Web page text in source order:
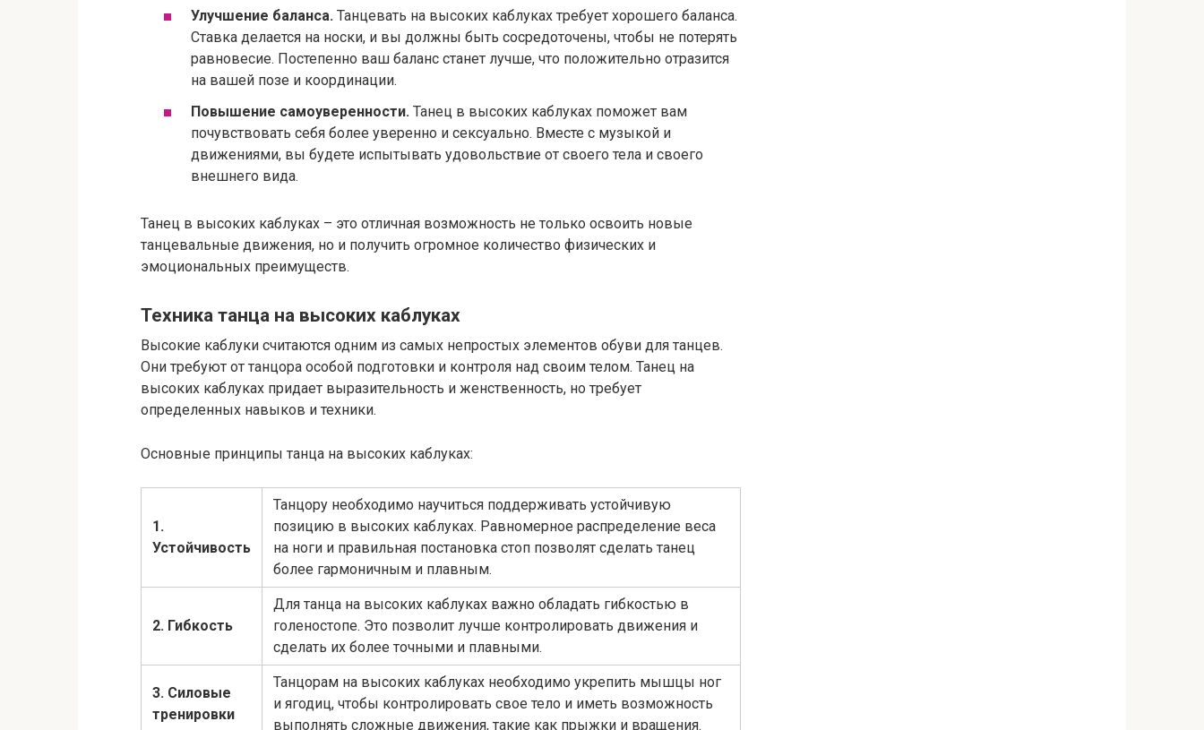
Улучшение баланса. Танцевать на высоких каблуках требует хорошего баланса.
Ставка делается на носки, и вы должны быть сосредоточены, чтобы не потерять
равновесие. Постепенно ваш баланс станет лучше, что положительно отразится
на вашей позе и координации.
Повышение самоуверенности. Танец в высоких каблуках поможет вам
почувствовать себя более уверенно и сексуально. Вместе с музыкой и
движениями, вы будете испытывать удовольствие от своего тела и своего
внешнего вида.
Танец в высоких каблуках – это отличная возможность не только освоить новые
танцевальные движения, но и получить огромное количество физических и
эмоциональных преимуществ.
Техника танца на высоких каблуках
Высокие каблуки считаются одним из самых непростых элементов обуви для танцев.
Они требуют от танцора особой подготовки и контроля над своим телом. Танец на
высоких каблуках придает выразительность и женственность, но требует
определенных навыков и техники.
Основные принципы танца на высоких каблуках:
1.
Устойчивость
Танцору необходимо научиться поддерживать устойчивую
позицию в высоких каблуках. Равномерное распределение веса
на ноги и правильная постановка стоп позволят сделать танец
более гармоничным и плавным.
2. Гибкость
Для танца на высоких каблуках важно обладать гибкостью в
голеностопе. Это позволит лучше контролировать движения и
сделать их более точными и плавными.
3. Силовые
тренировки
Танцорам на высоких каблуках необходимо укрепить мышцы ног
и ягодиц, чтобы контролировать свое тело и иметь возможность
выполнять сложные движения, такие как прыжки и вращения.